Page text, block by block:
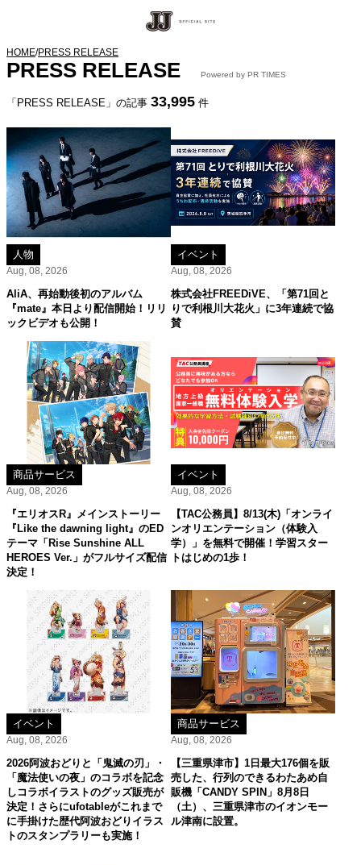
HOME/PRESS RELEASE
PRESS RELEASE Powered by PR TIMES
「PRESS RELEASE」の記事 33,995 件
人物
Aug, 08, 2026
AliA、再始動後初のアルバム
『mate』本日より配信開始！リリ
ックビデオも公開！
イベント
Aug, 08, 2026
株式会社FREEDiVE、「第71回と
りで利根川大花火」に3年連続で協
賛
商品サービス
Aug, 08, 2026
『エリオスR』メインストーリー
『Like the dawning light』のED
テーマ「Rise Sunshine ALL
HEROES Ver.」がフルサイズ配信
決定！
イベント
Aug, 08, 2026
【TAC公務員】8/13(木)「オンライ
ンオリエンテーション（体験入
学）」を無料で開催！学習スター
トはじめの1歩！
イベント
Aug, 08, 2026
2026阿波おどりと「鬼滅の刃」・
「魔法使いの夜」のコラボを記念
しコラボイラストのグッズ販売が
決定！さらにufotableがこれまで
に手掛けた歴代阿波おどりイラス
トのスタンプラリーも実施！
商品サービス
Aug, 08, 2026
【三重県津市】1日最大176個を販
売した、行列のできるわたあめ自
販機「CANDY SPIN」8月8日
（土）、三重県津市のイオンモー
ル津南に設置。